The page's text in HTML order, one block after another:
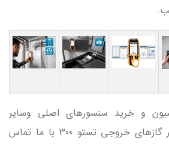
و خرید سنسورهای اصلی وسایر
قطعات اورجینال آنالایزر گازهای خروجی تستو 300 با ما تماس